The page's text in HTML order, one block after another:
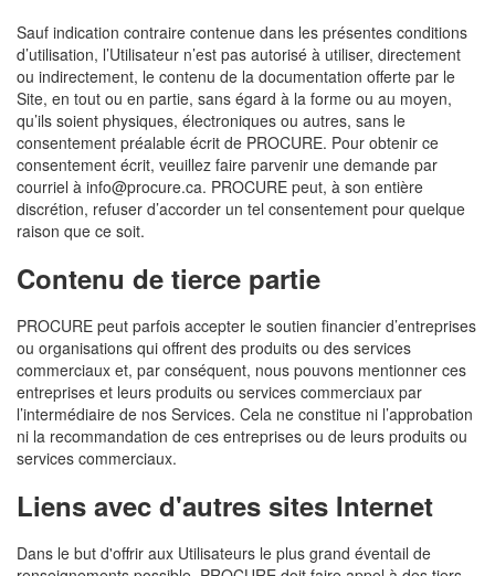
Sauf indication contraire contenue dans les présentes conditions
d’utilisation, l’Utilisateur n’est pas autorisé à utiliser, directement
ou indirectement, le contenu de la documentation offerte par le
Site, en tout ou en partie, sans égard à la forme ou au moyen,
qu’ils soient physiques, électroniques ou autres, sans le
consentement préalable écrit de PROCURE. Pour obtenir ce
consentement écrit, veuillez faire parvenir une demande par
courriel à info@procure.ca. PROCURE peut, à son entière
discrétion, refuser d’accorder un tel consentement pour quelque
raison que ce soit.
Contenu de tierce partie
PROCURE peut parfois accepter le soutien financier d’entreprises
ou organisations qui offrent des produits ou des services
commerciaux et, par conséquent, nous pouvons mentionner ces
entreprises et leurs produits ou services commerciaux par
l’intermédiaire de nos Services. Cela ne constitue ni l’approbation
ni la recommandation de ces entreprises ou de leurs produits ou
services commerciaux.
Liens avec d'autres sites Internet
Dans le but d'offrir aux Utilisateurs le plus grand éventail de